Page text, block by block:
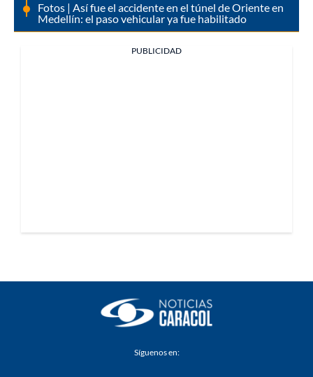
Fotos | Así fue el accidente en el túnel de Oriente en
Medellín: el paso vehicular ya fue habilitado
PUBLICIDAD
Síguenos en: